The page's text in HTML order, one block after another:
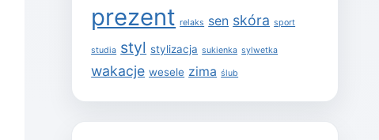
prezent relaks sen skóra sport
studia styl stylizacja sukienka sylwetka
wakacje wesele zima ślub